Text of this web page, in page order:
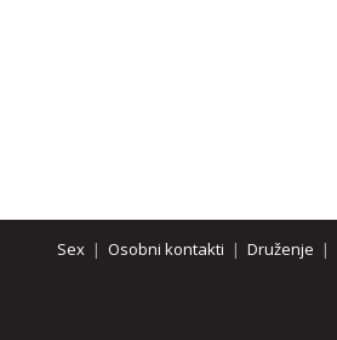
Sex | Osobni kontakti | Druženje |